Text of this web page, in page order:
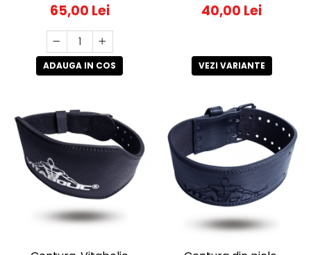
65,00 Lei
ADAUGA IN COS
40,00 Lei
VEZI VARIANTE